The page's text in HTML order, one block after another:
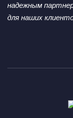
надежным
для наших